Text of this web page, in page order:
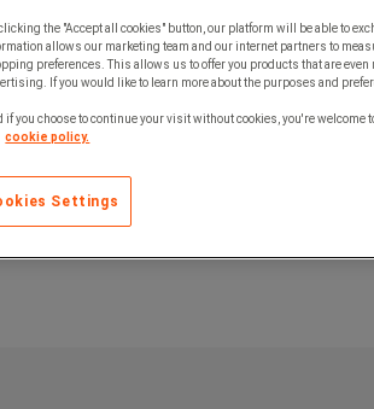
the "Accept all cookies" button, our platform will be able to
allows our marketing team and our internet partners to
preferences. This allows us to offer you products that are
If you would like to learn more about the purposes and
if you choose to continue your visit without cookies, you're welcome
cookie policy.
Settings